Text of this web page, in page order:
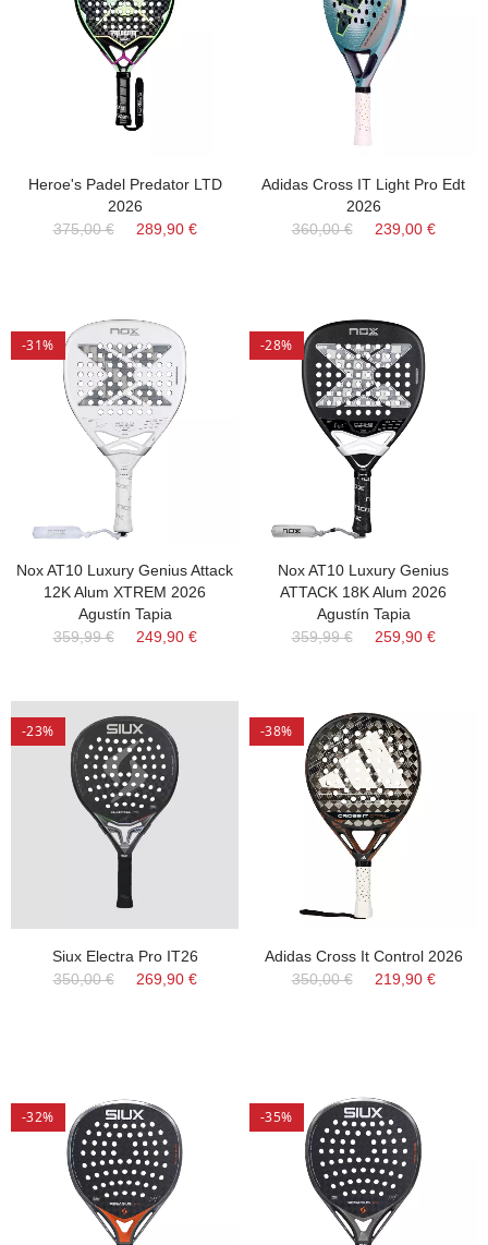
Heroe's Padel Predator LTD
2026
375,00 €
289,90 €
Adidas Cross IT Light Pro Edt
2026
360,00 €
239,00 €
-31%
Nox AT10 Luxury Genius Attack
12K Alum XTREM 2026
Agustín Tapia
359,99 €
249,90 €
-28%
Nox AT10 Luxury Genius
ATTACK 18K Alum 2026
Agustín Tapia
359,99 €
259,90 €
-23%
Siux Electra Pro IT26
350,00 €
269,90 €
-38%
Adidas Cross It Control 2026
350,00 €
219,90 €
-32% -35%